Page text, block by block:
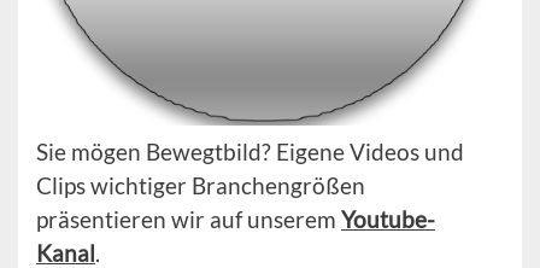
Sie mögen Bewegtbild? Eigene Videos und
Clips wichtiger Branchengrößen
präsentieren wir auf unserem Youtube-
Kanal.